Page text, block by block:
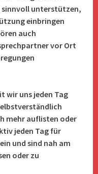
sinnvoll unterstützen,
einbringen
auch
vor Ort
wir uns jeden Tag
mehr auflisten oder
jeden Tag für
und sind nah am
oder zu